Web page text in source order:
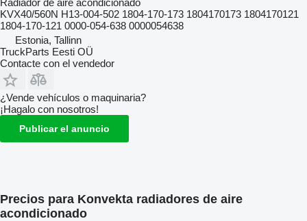
KVX40/560N H13-004-502 1804-170-173 1804170173 1804170121
1804-170-121 0000-054-638 0000054638
Estonia, Tallinn
TruckParts Eesti OÜ
Contacte con el vendedor
¿Vende vehículos o maquinaria?
¡Hagalo con nosotros!
Publicar el anuncio
Precios para Konvekta radiadores de aire
acondicionado